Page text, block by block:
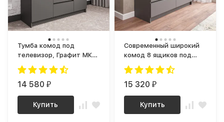
Тумба комод под
телевизор, Графит МК
1200.4 (МП) МС мори
14 580₽
Купить
Современный широкий
комод 8 ящиков под
телевизор, графит МК
1200.8 (МП) МС мори
15 320₽
Купить